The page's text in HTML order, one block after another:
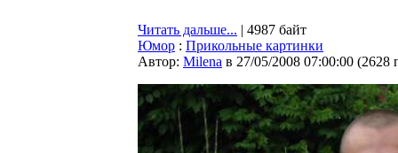
Читать дальше... | 4987 байт
Юмор : Прикольные картинки
Автор: Milena в 27/05/2008 07:00:00 (2628